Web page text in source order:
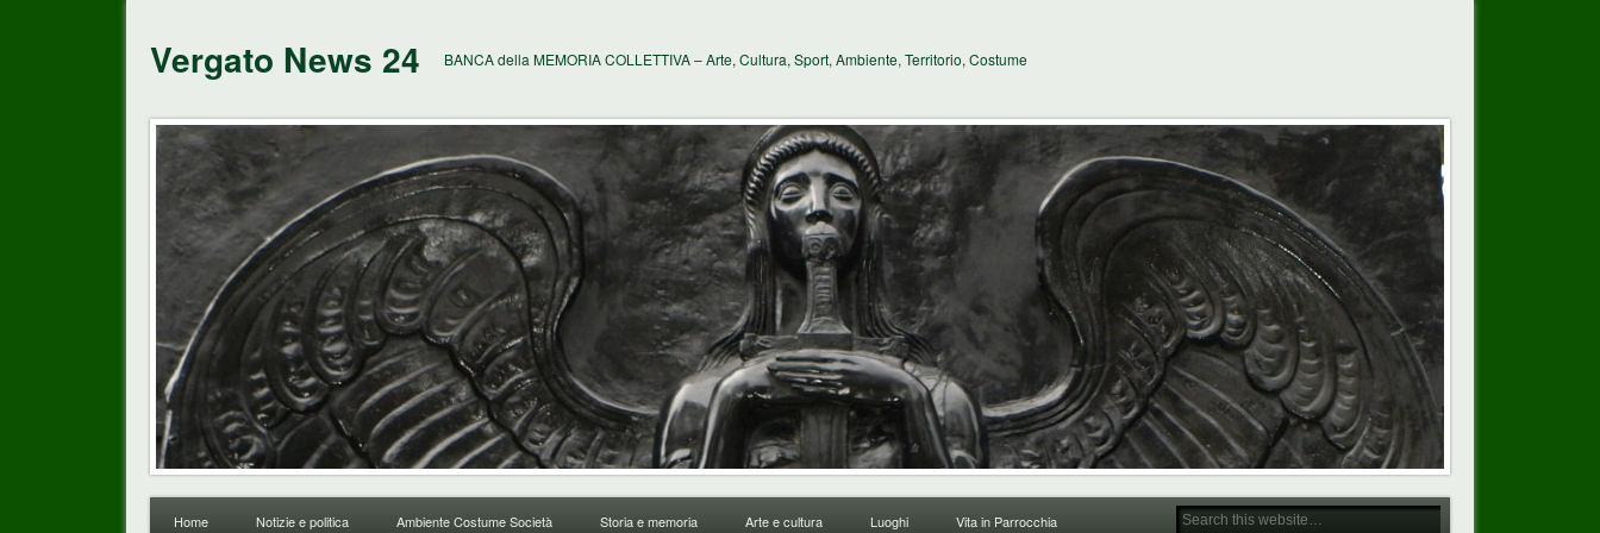
Vergato News 24 BANCA della MEMORIA COLLETTIVA – Arte, Cultura, Sport, Ambiente, Territorio, Costume
Home Notizie e politica Ambiente Costume Società Storia e memoria Arte e cultura Luoghi Vita in Parrocchia